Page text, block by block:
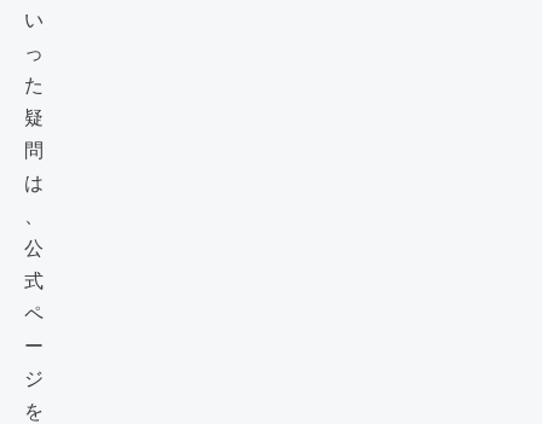
い
っ
た
疑
問
は
、
公
式
ペ
ー
ジ
を